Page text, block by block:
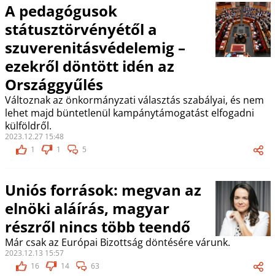
A pedagógusok
státusztörvényétől a
szuverenitásvédelemig –
ezekről döntött idén az
Országgyűlés
Változnak az önkormányzati választás szabályai, és nem
lehet majd büntetlenül kampánytámogatást elfogadni
külföldről.
2023.12.27 15:48
1
1 5
Uniós források: megvan az
elnöki aláírás, magyar
részről nincs több teendő
Már csak az Európai Bizottság döntésére várunk.
2023.12.13 15:57
16
14 63